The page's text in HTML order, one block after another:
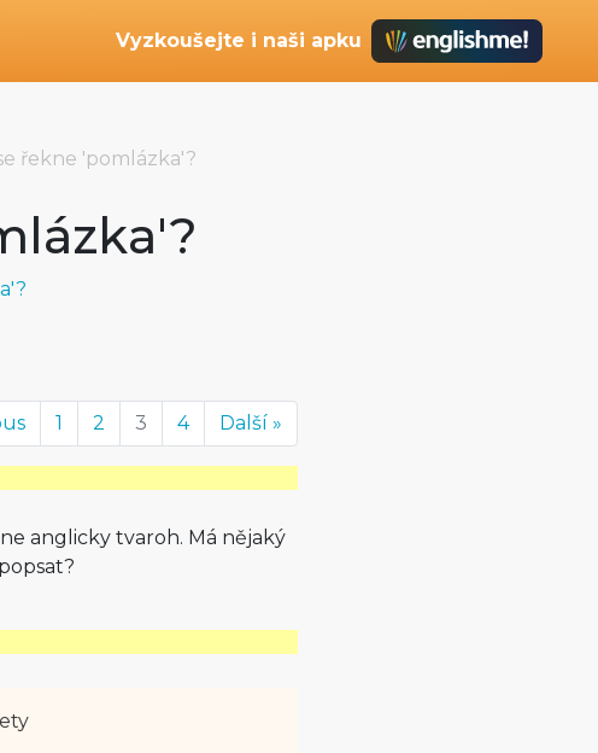
Vyzkoušejte i naši apku
řekne 'pomlázka'?
1 2 3 4 Další »
anglicky tvaroh. Má nějaký